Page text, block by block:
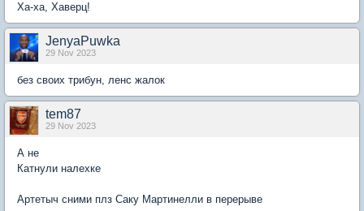
Ха-ха, Хаверц!
JenyaPuwka
29 Nov 2023
без своих трибун, ленс жалок
tem87
29 Nov 2023
А не
Катнули налехке
Артетыч сними плз Саку Мартинелли в перерыве